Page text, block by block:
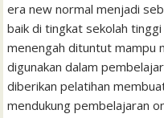
era new normal menjadi
baik di tingkat sekolah
menengah dituntut mampu
digunakan dalam
diberikan pelatihan
mendukung pembelajaran